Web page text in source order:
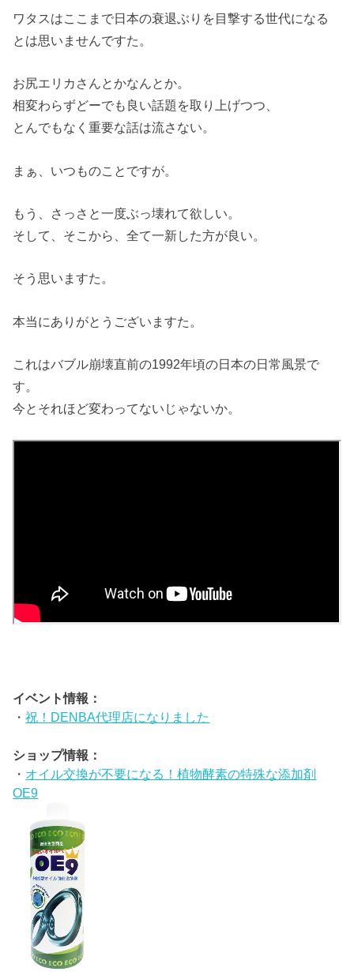
ワタスはここまで日本の衰退ぶりを目撃する世代になる
とは思いませんですた。
お尻エリカさんとかなんとか。
相変わらずどーでも良い話題を取り上げつつ、
とんでもなく重要な話は流さない。
まぁ、いつものことですが。
もう、さっさと一度ぶっ壊れて欲しい。
そして、そこから、全て一新した方が良い。
そう思いますた。
本当にありがとうございますた。
これはバブル崩壊直前の1992年頃の日本の日常風景で
す。
今とそれほど変わってないじゃないか。
イベント情報：
・祝！DENBA代理店になりました
ショップ情報：
・ オイル交換が不要になる！植物酵素の特殊な添加剤
OE9